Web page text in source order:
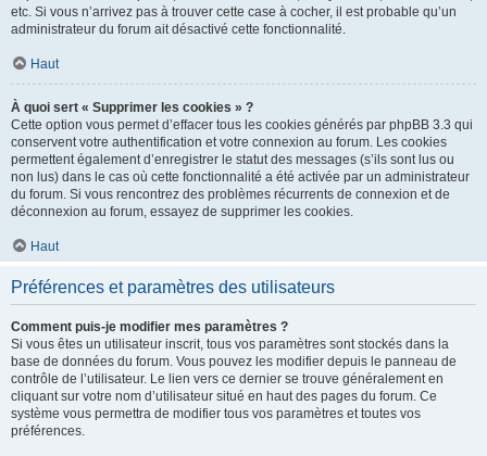
etc. Si vous n’arrivez pas à trouver cette case à cocher, il est probable qu’un
administrateur du forum ait désactivé cette fonctionnalité.
Haut
À quoi sert « Supprimer les cookies » ?
Cette option vous permet d’effacer tous les cookies générés par phpBB 3.3 qui
conservent votre authentification et votre connexion au forum. Les cookies
permettent également d’enregistrer le statut des messages (s’ils sont lus ou
non lus) dans le cas où cette fonctionnalité a été activée par un administrateur
du forum. Si vous rencontrez des problèmes récurrents de connexion et de
déconnexion au forum, essayez de supprimer les cookies.
Haut
Préférences et paramètres des utilisateurs
Comment puis-je modifier mes paramètres ?
Si vous êtes un utilisateur inscrit, tous vos paramètres sont stockés dans la
base de données du forum. Vous pouvez les modifier depuis le panneau de
contrôle de l’utilisateur. Le lien vers ce dernier se trouve généralement en
cliquant sur votre nom d’utilisateur situé en haut des pages du forum. Ce
système vous permettra de modifier tous vos paramètres et toutes vos
préférences.